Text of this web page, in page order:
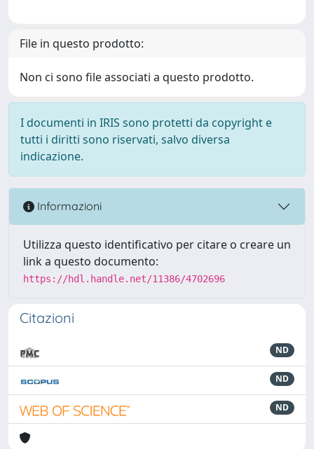
File in questo prodotto:
Non ci sono file associati a questo prodotto.
I documenti in IRIS sono protetti da copyright e
tutti i diritti sono riservati, salvo diversa
indicazione.
Informazioni
Utilizza questo identificativo per citare o creare un
link a questo documento:
https://hdl.handle.net/11386/4702696
Citazioni
ND
ND
ND